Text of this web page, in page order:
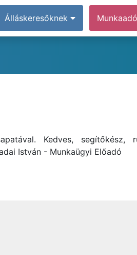
Álláskeresőknek
Kedves, segítőkész,
István - Munkaügyi Előadó